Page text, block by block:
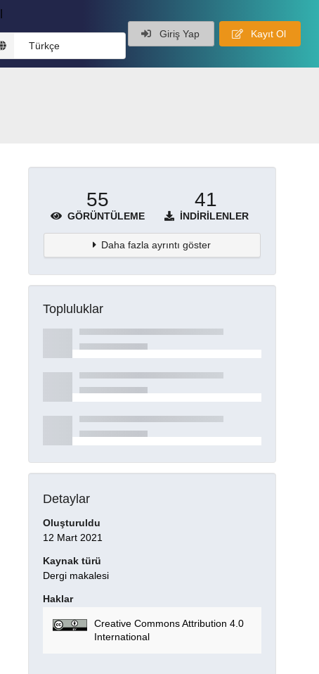
Türkçe
Giriş Yap Kayıt Ol
55
GÖRÜNTÜLEME
41
İNDIRILENLER
Daha fazla ayrıntı göster
Topluluklar
Detaylar
Oluşturuldu
12 Mart 2021
Kaynak türü
Dergi makalesi
Haklar
Creative Commons Attribution 4.0
International